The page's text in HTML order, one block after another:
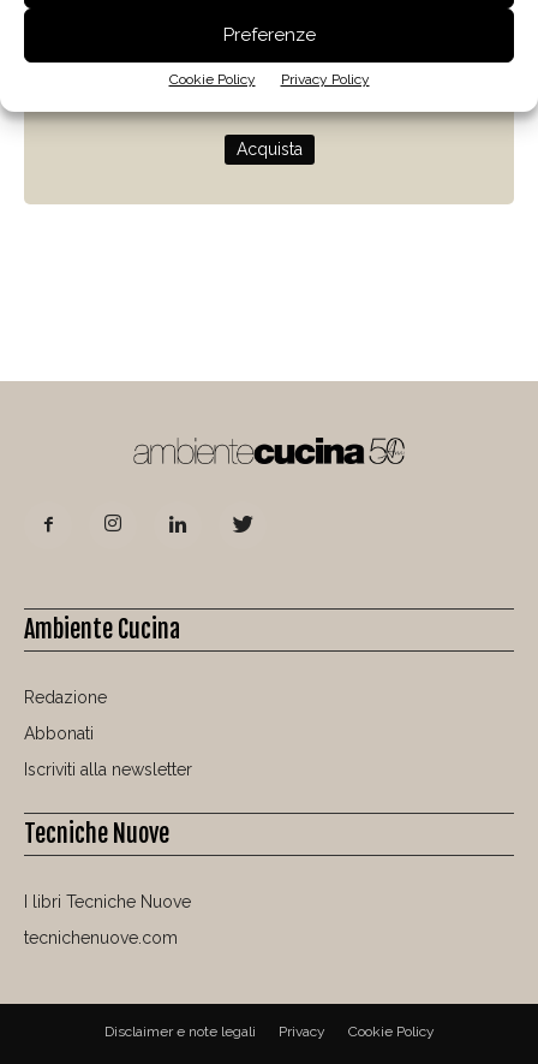
Preferenze
Cookie Policy Privacy Policy
Progettare con la luce naturale
di Giulio Camiz
Acquista
Ambiente Cucina
Redazione
Abbonati
Iscriviti alla newsletter
Tecniche Nuove
I libri Tecniche Nuove
tecnichenuove.com
Disclaimer e note legali Privacy Cookie Policy